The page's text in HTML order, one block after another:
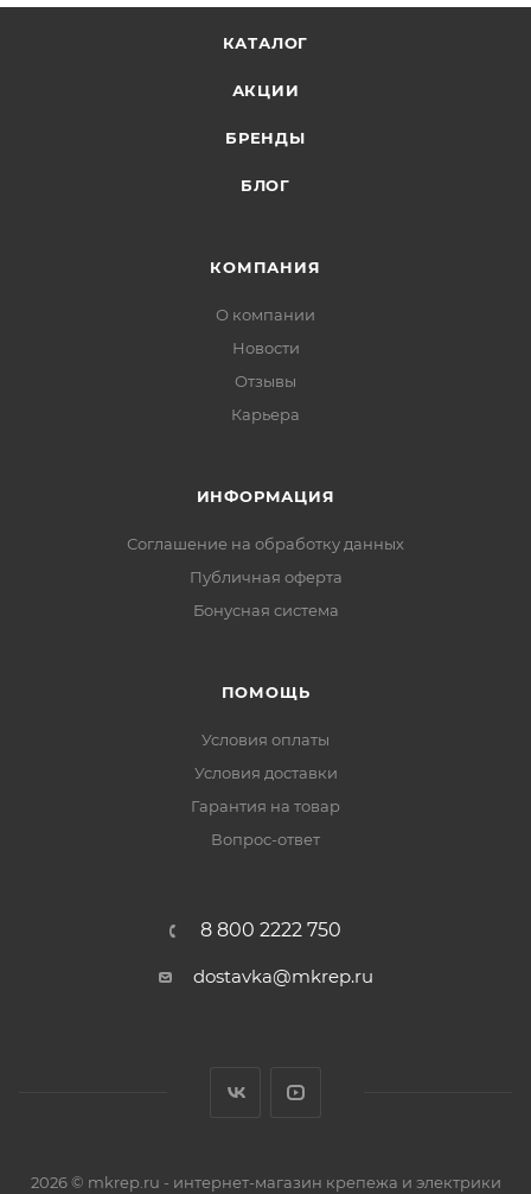
КАТАЛОГ
АКЦИИ
БРЕНДЫ
БЛОГ
КОМПАНИЯ
О компании
Новости
Отзывы
Карьера
ИНФОРМАЦИЯ
Соглашение на обработку данных
Публичная оферта
Бонусная система
ПОМОЩЬ
Условия оплаты
Условия доставки
Гарантия на товар
Вопрос-ответ
8 800 2222 750
dostavka@mkrep.ru
2026 © mkrep.ru - интернет-магазин крепежа и электрики